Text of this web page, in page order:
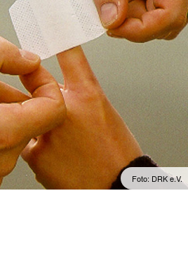
Foto: DRK e.V.